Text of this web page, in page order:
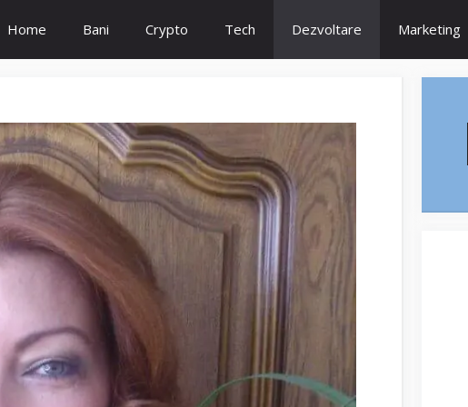
Home Bani Crypto Tech Dezvoltare Marketing